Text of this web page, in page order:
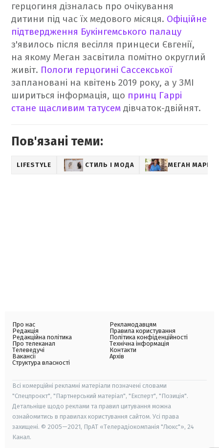
герцогиня дізналась про очікування
дитини під час їх медового місяця. Офіційне
підтвердження Букінгемського палацу
з'явилось після весілля принцеси Євгенії,
на якому Меган засвітила помітно округлий
живіт. Пологи герцогині Сассекської
заплановані на квітень 2019 року, а у ЗМІ
шириться інформація, що принц Гаррі
стане щасливим татусем дівчаток-двійнят.
Пов'язані теми:
LIFESTYLE СТИЛЬ І МОДА МЕГАН МАРКЛ
Про нас
Редакція
Редакційна політика
Про телеканал
Телеведучі
Вакансії
Структура власності
Рекламодавцям
Правила користування
Політика конфіденційності
Технічна інформація
Контакти
Архів
Всі комерційні рекламні матеріали позначені словами
"Спецпроєкт", "Партнерський матеріал", "Експерт", "Позиція".
Детальніше щодо реклами та правил цитування можна
ознайомитись в правилах користування сайтом. Усі права
захищені. © 2005—2021, ПрАТ «Телерадіокомпанія "Люкс"», 24
Канал.